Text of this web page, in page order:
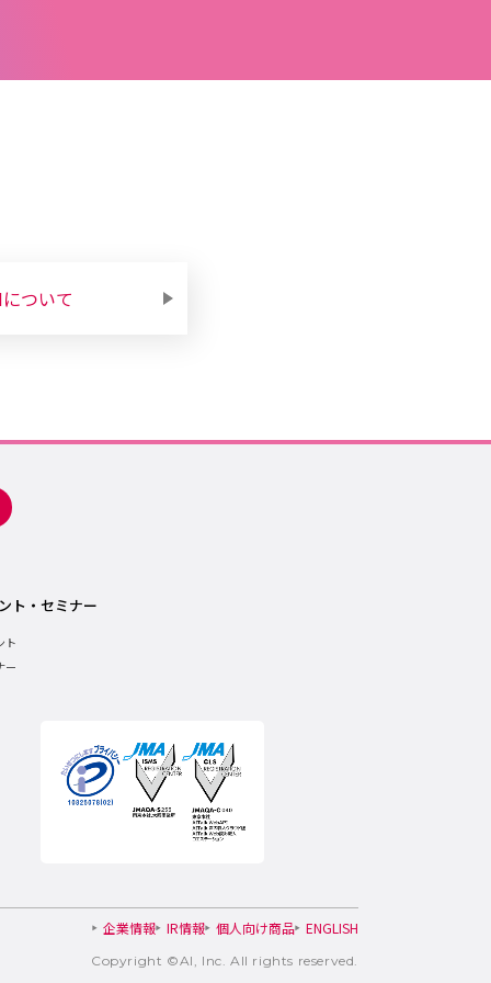
ついて
ト・セミナー
ト
ー
企業情報 IR情報 個人向け商品 ENGLISH
Copyright ©AI, Inc. All rights reserved.